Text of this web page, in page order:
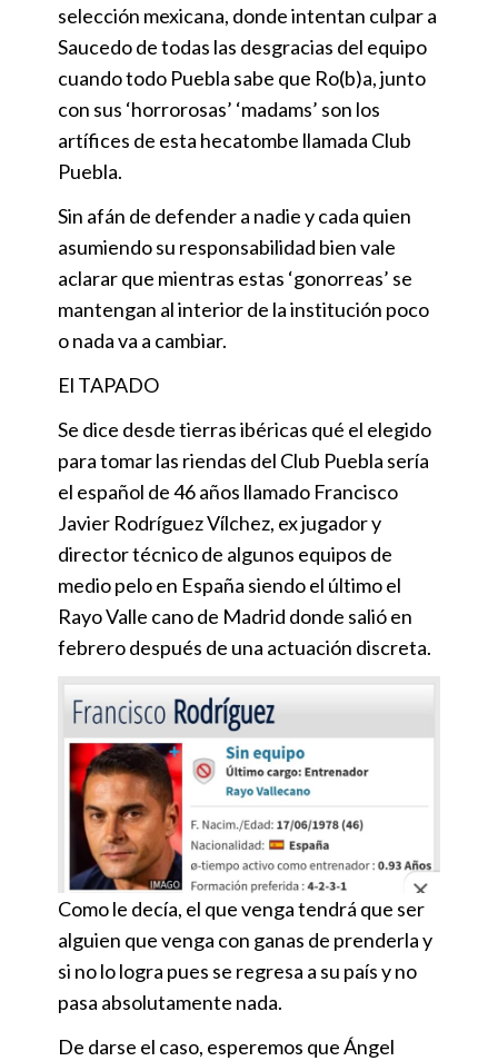
selección mexicana, donde intentan culpar a
Saucedo de todas las desgracias del equipo
cuando todo Puebla sabe que Ro(b)a, junto
con sus ‘horrorosas’ ‘madams’ son los
artífices de esta hecatombe llamada Club
Puebla.
Sin afán de defender a nadie y cada quien
asumiendo su responsabilidad bien vale
aclarar que mientras estas ‘gonorreas’ se
mantengan al interior de la institución poco
o nada va a cambiar.
El TAPADO
Se dice desde tierras ibéricas qué el elegido
para tomar las riendas del Club Puebla sería
el español de 46 años llamado Francisco
Javier Rodríguez Vílchez, ex jugador y
director técnico de algunos equipos de
medio pelo en España siendo el último el
Rayo Valle cano de Madrid donde salió en
febrero después de una actuación discreta.
Como le decía, el que venga tendrá que ser
alguien que venga con ganas de prenderla y
si no lo logra pues se regresa a su país y no
pasa absolutamente nada.
De darse el caso, esperemos que Ángel